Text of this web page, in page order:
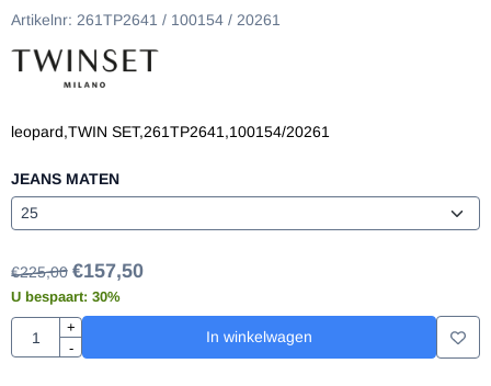
Artikelnr: 261TP2641 / 100154 / 20261
leopard,TWIN SET,261TP2641,100154/20261
JEANS MATEN
€225,00 €157,50
U bespaart: 30%
Aantal
+
-
In winkelwagen